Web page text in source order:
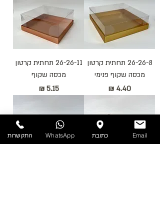
26-26-8 תחתית קרטון
מכסה שקוף פנימי
מחיר
26-26-11 תחתית קרטון
מכסה שקוף
מחיר‏5.15 ‏₪
התקשרות WhatsApp כתובת Email